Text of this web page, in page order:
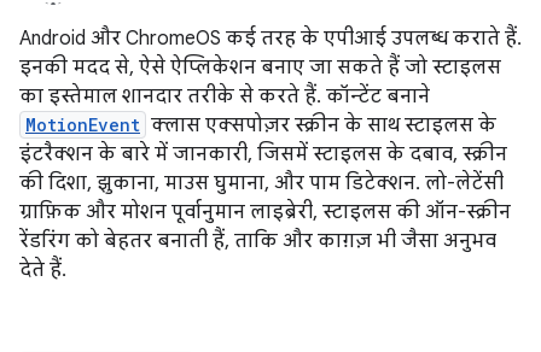
Android और ChromeOS कई तरह के एपीआई उपलब्ध कराते हैं.
इनकी मदद से, ऐसे ऐप्लिकेशन बनाए जा सकते हैं जो स्टाइलस
का इस्तेमाल शानदार तरीके से करते हैं. कॉन्टेंट बनाने
MotionEvent क्लास एक्सपोज़र स्क्रीन के साथ स्टाइलस के
इंटरैक्शन के बारे में जानकारी, जिसमें स्टाइलस के दबाव, स्क्रीन
की दिशा, झुकाना, माउस घुमाना, और पाम डिटेक्शन. लो-लेटेंसी
ग्राफ़िक और मोशन पूर्वानुमान लाइब्रेरी, स्टाइलस की ऑन-स्क्रीन
रेंडरिंग को बेहतर बनाती हैं, ताकि और काग़ज़ भी जैसा अनुभव
देते हैं.